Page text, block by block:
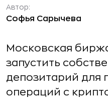
Автор:
Софья Сарычева
Московская
запустить
депозитарий для
операций с